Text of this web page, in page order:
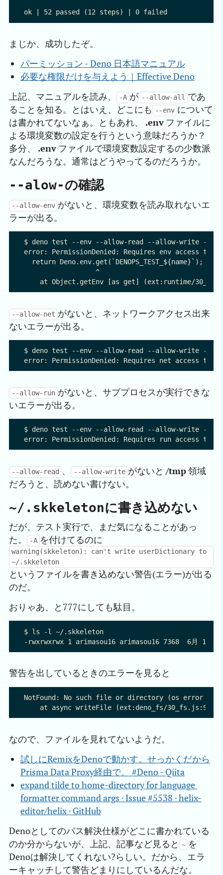
まじか、成功したぞ。
パーミッション - Deno 日本語マニュアル
必要な権限だけを与えよう｜Effective Deno
上記、マニュアルを読み、
-A が --allow-all であ
ることを知る。とはいえ、どこにも
--env について
は書かれてないなぁ。ともあれ、 .env ファイルに
よる環境変数の設定を行うという意味だろうか？
多分、 .env ファイルで環境変数設定するの少数派
なんだろうな。通常はどうやってるのだろうか。
--alow-の確認
--allow-env がないと、環境変数を読み取れないエ
ラーが出る。
$ deno test --env --allow-read --allow-write --
error: PermissionDenied: Requires env access to
  return Deno.env.get(`DENOPS_TEST_${name}`);
                  ^
--allow-net がないと、ネットワークアクセス出来
ないエラーが出る。
$ deno test --env --allow-read --allow-write --
--allow-run がないと、サブプロセスが実行できな
いエラーが出る。
$ deno test --env --allow-read --allow-write --
--allow-read 、 --allow-write がないと /tmp領域
だろうと、読めない書けない。
~/.skkeletonに書き込めない
だが、テスト実行で、まだ気になることがあっ
た。
-A を付けてるのに
warning(skkeleton): can't write userDictionary to
~/.skkeleton
というファイルを書き込めない警告(エラー)が出る
のだ。
おりゃあ、と777にしても駄目。
$ ls -l ~/.skkeleton
警告を出しているときのエラーを見ると
NotFound: No such file or directory (os error
なので、ファイルを見れてないようだ。
試しにRemixをDenoで動かす。せっかくだから
Prisma Data Proxy経由で。 #Deno - Qiita
expand tilde to home-directory for language
formatter command args · Issue #5538 · helix-
editor/helix · GitHub
Denoとしてのパス解決仕様がどこに書かれている
のか分からないが、上記、記事など見ると ~ を
Denoは解決してくれない?らしい。だから、エラ
ーキャッチして警告どまりにしているんだな。